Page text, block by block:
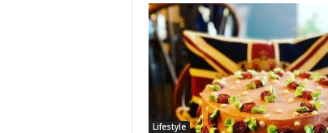
Lifestyle